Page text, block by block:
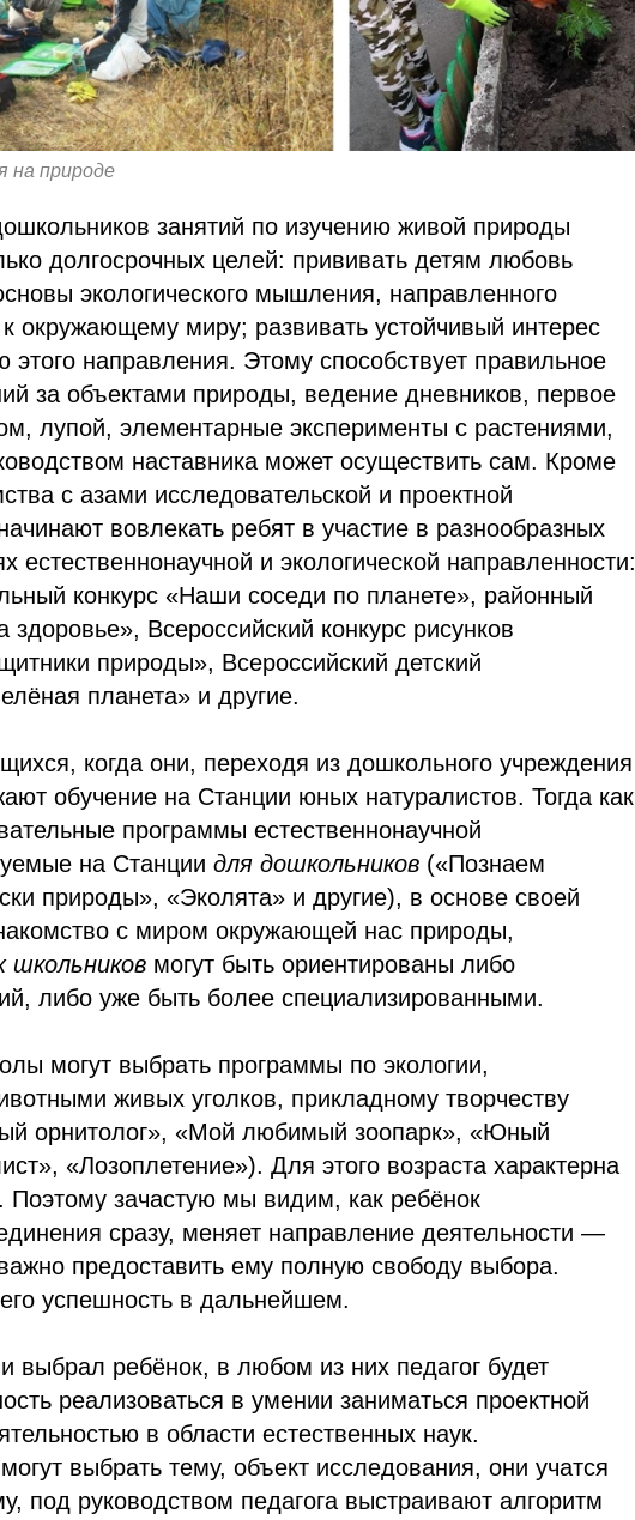
на природе
занятий по изучению живой природы
долгосрочных целей: прививать детям любовь
экологического мышления, направленного
окружающему миру; развивать устойчивый интерес
направления. Этому способствует правильное
за объектами природы, ведение дневников, первое
лупой, элементарные эксперименты с растениями,
наставника может осуществить сам. Кроме
с азами исследовательской и проектной
вовлекать ребят в участие в разнообразных
естественнонаучной и экологической направленности:
конкурс «Наши соседи по планете», районный
Всероссийский конкурс рисунков
природы», Всероссийский детский
планета» и другие.
когда они, переходя из дошкольного учреждения
обучение на Станции юных натуралистов. Тогда как
программы естественнонаучной
на Станции для дошкольников («Познаем
природы», «Эколята» и другие), в основе своей
с миром окружающей нас природы,
школьников могут быть ориентированы либо
либо уже быть более специализированными.
могут выбрать программы по экологии,
живых уголков, прикладному творчеству
орнитолог», «Мой любимый зоопарк», «Юный
«Лозоплетение»). Для этого возраста характерна
Поэтому зачастую мы видим, как ребёнок
сразу, меняет направление деятельности —
предоставить ему полную свободу выбора.
его успешность в дальнейшем.
выбрал ребёнок, в любом из них педагог будет
реализоваться в умении заниматься проектной
в области естественных наук.
выбрать тему, объект исследования, они учатся
под руководством педагога выстраивают алгоритм